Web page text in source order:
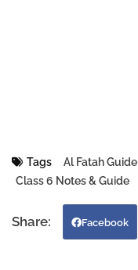
Tags Al Fatah Guide
Class 6 Notes & Guide
Facebook